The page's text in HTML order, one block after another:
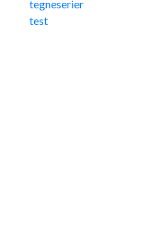
tegneserier
test